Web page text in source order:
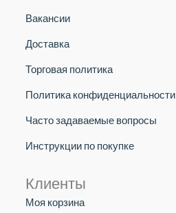
Вакансии
Доставка
Торговая политика
Политика конфиденциальности
Часто задаваемые вопросы
Инструкции по покупке
Клиенты
Моя корзина